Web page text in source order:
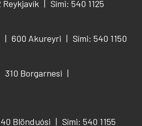
Reykjavík
Sími: 540 1125
600 Akureyri
Sími: 540 1150
310 Borgarnesi
Blönduósi
Sími: 540 1155